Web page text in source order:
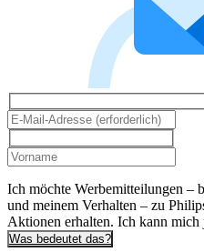
Ich möchte Werbemitteilungen –
und meinem Verhalten – zu
Aktionen erhalten. Ich kann mich
Was bedeutet das?